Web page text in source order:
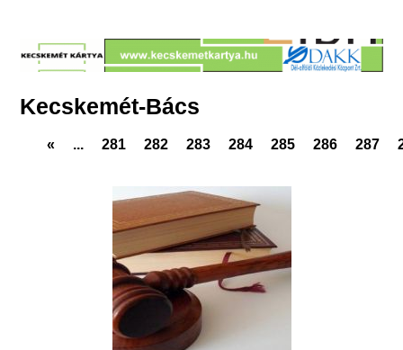
Kecskemét-Bács
« ... 281 282 283 284 285 286 287